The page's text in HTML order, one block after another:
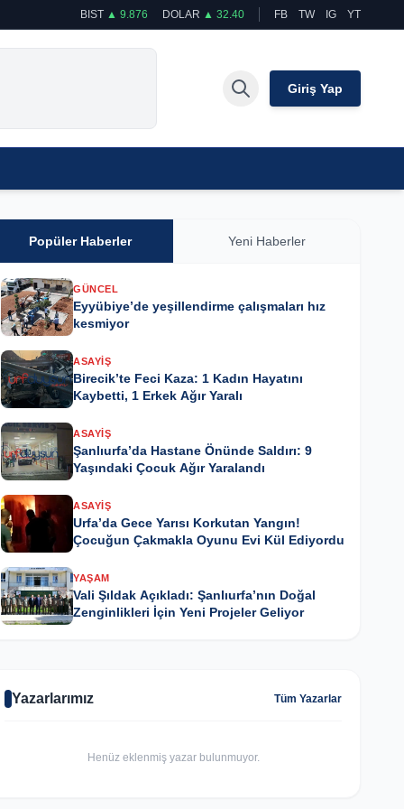
BIST ▲ 9.876 DOLAR ▲ 32.40 FB TW IG YT
Giriş Yap
Popüler Haberler Yeni Haberler
GÜNCEL
Eyyübiye’de yeşillendirme çalışmaları hız
kesmiyor
ASAYIŞ
Birecik’te Feci Kaza: 1 Kadın Hayatını
Kaybetti, 1 Erkek Ağır Yaralı
ASAYIŞ
Şanlıurfa’da Hastane Önünde Saldırı: 9
Yaşındaki Çocuk Ağır Yaralandı
ASAYIŞ
Urfa’da Gece Yarısı Korkutan Yangın!
Çocuğun Çakmakla Oyunu Evi Kül Ediyordu
YAŞAM
Vali Şıldak Açıkladı: Şanlıurfa’nın Doğal
Zenginlikleri İçin Yeni Projeler Geliyor
Yazarlarımız Tüm Yazarlar
Henüz eklenmiş yazar bulunmuyor.